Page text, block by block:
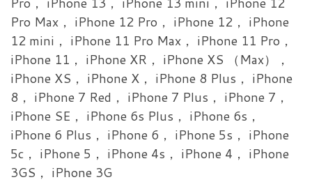
Pro Max， iPhone 12 Pro， iPhone 12， iPhone
12 mini， iPhone 11 Pro Max， iPhone 11 Pro，
iPhone 11， iPhone XR， iPhone XS （Max），
iPhone XS， iPhone X， iPhone 8 Plus， iPhone
8， iPhone 7 Red， iPhone 7 Plus， iPhone 7，
iPhone SE， iPhone 6s Plus， iPhone 6s，
iPhone 6 Plus， iPhone 6， iPhone 5s， iPhone
5c， iPhone 5， iPhone 4s， iPhone 4， iPhone
3GS， iPhone 3G